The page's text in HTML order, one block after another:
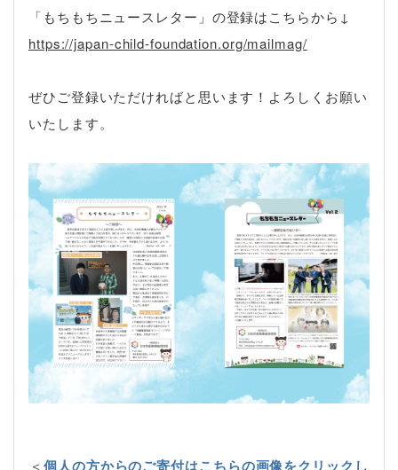
「もちもちニュースレター」の登録はこちらから↓
https://japan-child-foundation.org/mailmag/
ぜひご登録いただければと思います！よろしくお願い
いたします。
＜個人の方からのご寄付はこちらの画像をクリックし